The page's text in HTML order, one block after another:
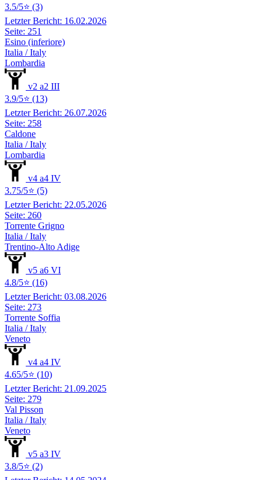
3.5/5⭐ (3)
Letzter Bericht: 16.02.2026
Seite: 251
Esino (inferiore)
Italia / Italy
Lombardia
v2 a2 III
3.9/5⭐ (13)
Letzter Bericht: 26.07.2026
Seite: 258
Caldone
Italia / Italy
Lombardia
v4 a4 IV
3.75/5⭐ (5)
Letzter Bericht: 22.05.2026
Seite: 260
Torrente Grigno
Italia / Italy
Trentino-Alto Adige
v5 a6 VI
4.8/5⭐ (16)
Letzter Bericht: 03.08.2026
Seite: 273
Torrente Soffia
Italia / Italy
Veneto
v4 a4 IV
4.65/5⭐ (10)
Letzter Bericht: 21.09.2025
Seite: 279
Val Pisson
Italia / Italy
Veneto
v5 a3 IV
3.8/5⭐ (2)